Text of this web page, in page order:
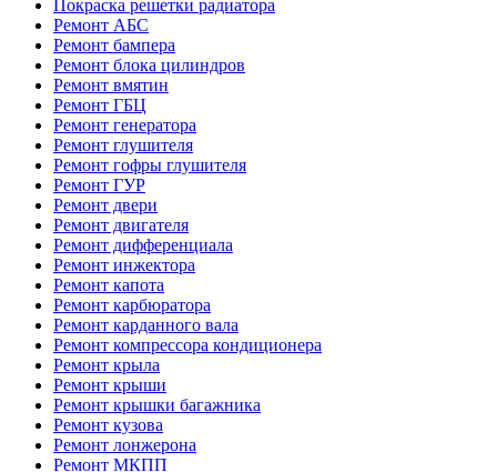
Покраска решетки радиатора
Ремонт АБС
Ремонт бампера
Ремонт блока цилиндров
Ремонт вмятин
Ремонт ГБЦ
Ремонт генератора
Ремонт глушителя
Ремонт гофры глушителя
Ремонт ГУР
Ремонт двери
Ремонт двигателя
Ремонт дифференциала
Ремонт инжектора
Ремонт капота
Ремонт карбюратора
Ремонт карданного вала
Ремонт компрессора кондиционера
Ремонт крыла
Ремонт крыши
Ремонт крышки багажника
Ремонт кузова
Ремонт лонжерона
Ремонт МКПП